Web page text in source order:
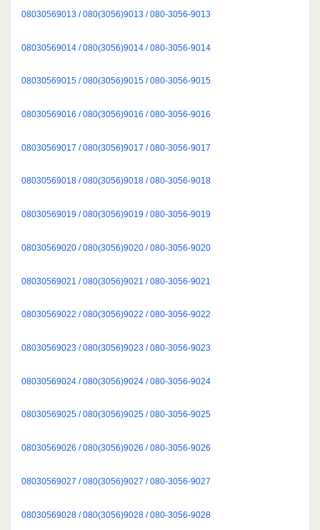
08030569013 / 080(3056)9013 / 080-3056-9013
08030569014 / 080(3056)9014 / 080-3056-9014
08030569015 / 080(3056)9015 / 080-3056-9015
08030569016 / 080(3056)9016 / 080-3056-9016
08030569017 / 080(3056)9017 / 080-3056-9017
08030569018 / 080(3056)9018 / 080-3056-9018
08030569019 / 080(3056)9019 / 080-3056-9019
08030569020 / 080(3056)9020 / 080-3056-9020
08030569021 / 080(3056)9021 / 080-3056-9021
08030569022 / 080(3056)9022 / 080-3056-9022
08030569023 / 080(3056)9023 / 080-3056-9023
08030569024 / 080(3056)9024 / 080-3056-9024
08030569025 / 080(3056)9025 / 080-3056-9025
08030569026 / 080(3056)9026 / 080-3056-9026
08030569027 / 080(3056)9027 / 080-3056-9027
08030569028 / 080(3056)9028 / 080-3056-9028